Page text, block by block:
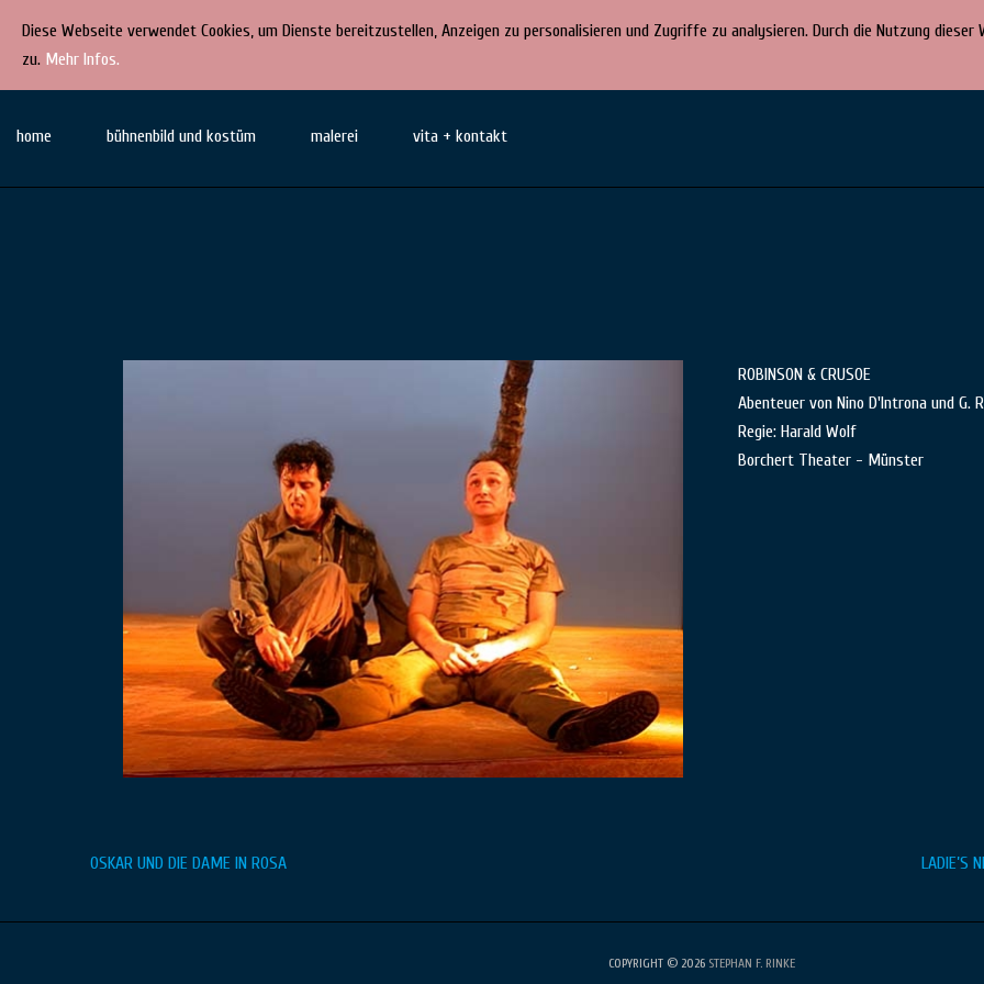
zumSTEPHAN
· kostüm ·
home bühnenbild und kostüm malerei vita + kontakt
ROBINSON & CRUSOE
Abenteuer von Nino D'Introna und G.
Regie: Harald Wolf
Borchert Theater - Münster
Beitragsnavigation
OSKAR UND DIE DAME IN ROSA LADIE’S
COPYRIGHT © 2026 STEPHAN F. RINKE
Diese Webseite verwendet Cookies, um Dienste bereitzustellen, Anzeigen zu personalisieren und Zugriffe zu analysieren. Durch die Nutzung
zu. Mehr Infos.